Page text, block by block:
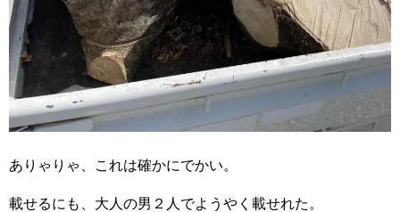
ありゃりゃ、これは確かにでかい。
載せるにも、大人の男２人でようやく載せれた。